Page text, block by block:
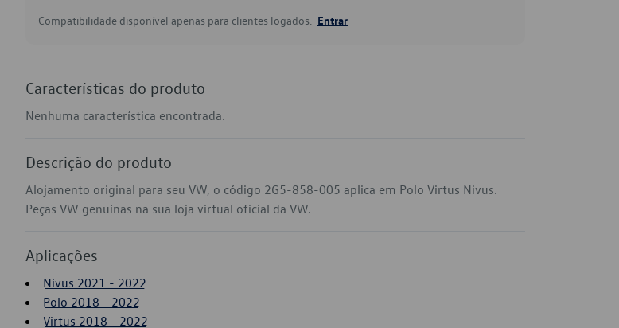
Compatibilidade disponível apenas para clientes logados. Entrar
Características do produto
Nenhuma característica encontrada.
Descrição do produto
Alojamento original para seu VW, o código 2G5-858-005 aplica em Polo Virtus Nivus.
Peças VW genuínas na sua loja virtual oficial da VW.
Aplicações
Nivus 2021 - 2022
Polo 2018 - 2022
Virtus 2018 - 2022